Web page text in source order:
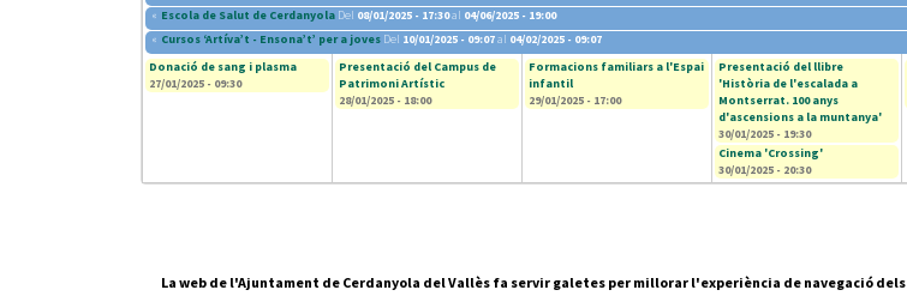
« Escola de Salut de Cerdanyola Del 08/01/2025 - 17:30al 04/06/2025 - 19:00
« Cursos ‘Artíva’t - Ensona’t’ per a joves Del 10/01/2025 - 09:07al 04/02/2025 - 09:07
Donació de sang i plasma
27/01/2025 - 09:30
Presentació del Campus de
Patrimoni Artístic
28/01/2025 - 18:00
Formacions familiars a l'Espai
infantil
29/01/2025 - 17:00
Presentació del llibre
'Història de l'escalada a
Montserrat. 100 anys
d'ascensions a la muntanya'
30/01/2025 - 19:30
Cinema 'Crossing'
30/01/2025 - 20:30
La web de l'Ajuntament de Cerdanyola del Vallès fa servir galetes per millorar l'experiència de navegació dels